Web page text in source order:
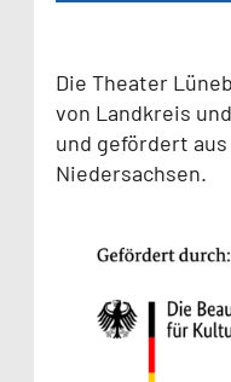
Die Theater
von Landkreis
und gefördert
Niedersachsen.